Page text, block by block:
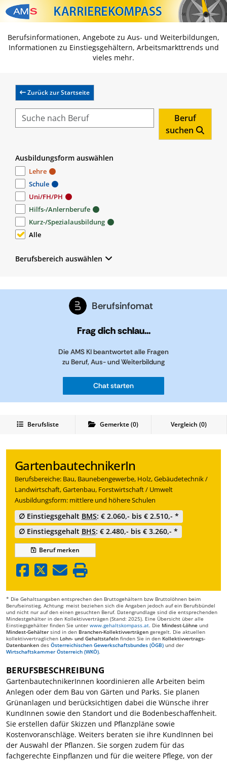
Zum Inhalt springen
Zum Navmenü springen
Zur Suche springen
Zur Footer springen
Berufsinformationen, Angebote zu Aus- und Weiterbildungen,
Informationen zu Einstiegsgehältern, Arbeitsmarkttrends und
vieles mehr.
Zurück zur Startseite
Beruf
suchen
Ausbildungsform auswählen
Lehre
Schule
Uni/FH/PH
Hilfs-/Anlernberufe
Kurz-/Spezialausbildung
Alle
Berufsbereich auswählen
Berufsinfomat
Frag dich schlau...
Die AMS KI beantwortet alle Fragen
zu Beruf, Aus- und Weiterbildung
Chat starten
Berufsliste Gemerkte(0) Vergleich (0)
GartenbautechnikerIn
Berufsbereiche: Bau, Baunebengewerbe, Holz, Gebäudetechnik /
Landwirtschaft, Gartenbau, Forstwirtschaft / Umwelt
Ausbildungsform: mittlere und höhere Schulen
∅ Einstiegsgehalt BMS: € 2.060,- bis € 2.510,- *
∅ Einstiegsgehalt BHS: € 2.480,- bis € 3.260,- *
Berufmerken
* Die Gehaltsangaben entsprechen den Bruttogehältern bzw Bruttolöhnen beim
Berufseinstieg. Achtung: meist beziehen sich die Angaben jedoch auf ein Berufsbündel
und nicht nur auf den einen gesuchten Beruf. Datengrundlage sind die entsprechenden
Mindestgehälter in den Kollektivverträgen (Stand: 2025). Eine Übersicht über alle
Einstiegsgehälter finden Sie unter www.gehaltskompass.at. Die Mindest-Löhne und
Mindest-Gehälter sind in den Branchen-Kollektivverträgen geregelt. Die aktuellen
kollektivvertraglichen Lohn- und Gehaltstafeln finden Sie in den Kollektivvertrags-
Datenbanken des Österreichischen Gewerkschaftsbundes (ÖGB) und der
Wirtschaftskammer Österreich (WKÖ).
BERUFSBESCHREIBUNG
GartenbautechnikerInnen koordinieren alle Arbeiten beim
Anlegen oder dem Bau von Gärten und Parks. Sie planen
Grünanlagen und berücksichtigen dabei die Wünsche ihrer
KundInnen sowie den Standort und die Bodenbeschaffenheit.
Sie erstellen dafür Skizzen und Pflanzpläne sowie
Kostenvoranschläge. Weiters beraten sie ihre KundInnen bei
der Auswahl der Pflanzen. Sie sorgen zudem für das
fachgerechte Einpflanzen und für die weitere Pflege, von der